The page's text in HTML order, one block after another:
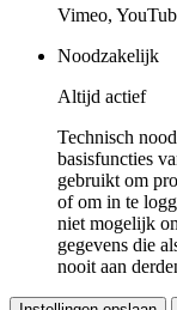
Vimeo,
Noodzakelijk
Altijd actief
Technisch
basisfuncties
gebruikt om
of om in te
niet mogelijk
gegevens die
nooit aan